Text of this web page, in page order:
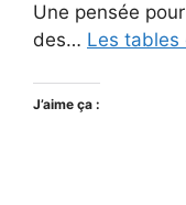
Une pensée
des… Les tables
J’aime ça :